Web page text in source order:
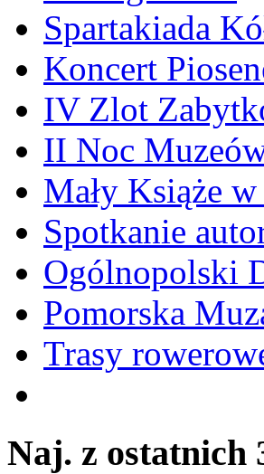
Spartakiada
Koncert
IV Zlot
II Noc
Mały Książe
Spotkanie
Ogólnopolski
Pomorska
Trasy
Naj. z ostatnich